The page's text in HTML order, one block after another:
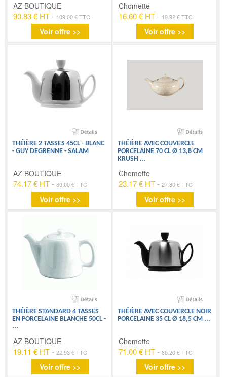
AZ BOUTIQUE
90.83 € HT - 109.00 € TTC
Voir offre >>
Chomette
16.60 € HT- 19.92 € TTC
Voir offre >>
THÉIÈRE 2 TASSES 45CL - BLANC
- GUY DEGRENNE - SALAM
AZ BOUTIQUE
74.17 € HT -89.00 € TTC
Voir offre >>
THÉIÈRE AVEC COUVERCLE
PORCELAINE 70 CL Ø 13,8 CM
KRUSH ...
Chomette
23.17 € HT- 27.80 € TTC
Voir offre >>
THÉIÈRE STANDARD 4 TASSES
EN PORCELAINE BLANCHE 50CL -
...
AZ BOUTIQUE
19.11 € HT -22.93 € TTC
Voir offre >>
THÉIÈRE AVEC COUVERCLE NOIR
PORCELAINE 35 CL Ø 18,5 CM ...
Chomette
71.00 € HT- 85.20 € TTC
Voir offre >>